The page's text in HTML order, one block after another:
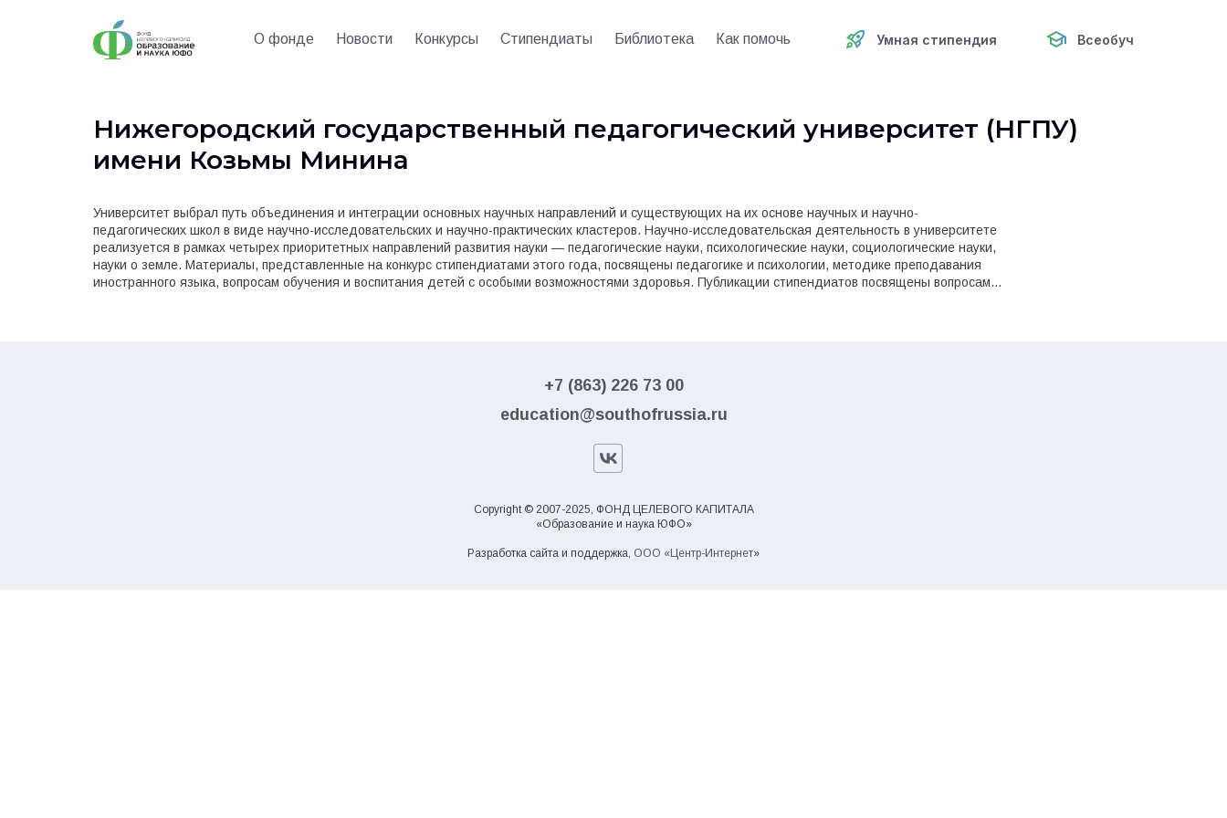
О фонде Новости Конкурсы Стипендиаты Библиотека Как помочь Умная стипендия Всеобуч
Нижегородский государственный педагогический университет (НГПУ)
имени Козьмы Минина
Университет выбрал путь объединения и интеграции основных научных направлений и существующих на их основе научных и научно-
педагогических школ в виде научно-исследовательских и научно-практических кластеров. Научно-исследовательская деятельность в университете
реализуется в рамках четырех приоритетных направлений развития науки — педагогические науки, психологические науки, социологические науки,
науки о земле. Материалы, представленные на конкурс стипендиатами этого года, посвящены педагогике и психологии, методике преподавания
иностранного языка, вопросам обучения и воспитания детей с особыми возможностями здоровья. Публикации стипендиатов посвящены вопросам
+7 (863) 226 73 00
education@southofrussia.ru
Copyright © 2007-2025, ФОНД ЦЕЛЕВОГО КАПИТАЛА
«Образование и наука ЮФО»
Разработка сайта и поддержка, ООО «Центр-Интернет»